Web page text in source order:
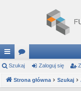
ię
ce
or
a
Szukaj Zaloguj się
Strona główna Szukaj